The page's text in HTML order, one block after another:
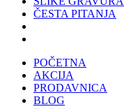
ČESTA PITANJA
POČETNA
AKCIJA
PRODAVNICA
BLOG